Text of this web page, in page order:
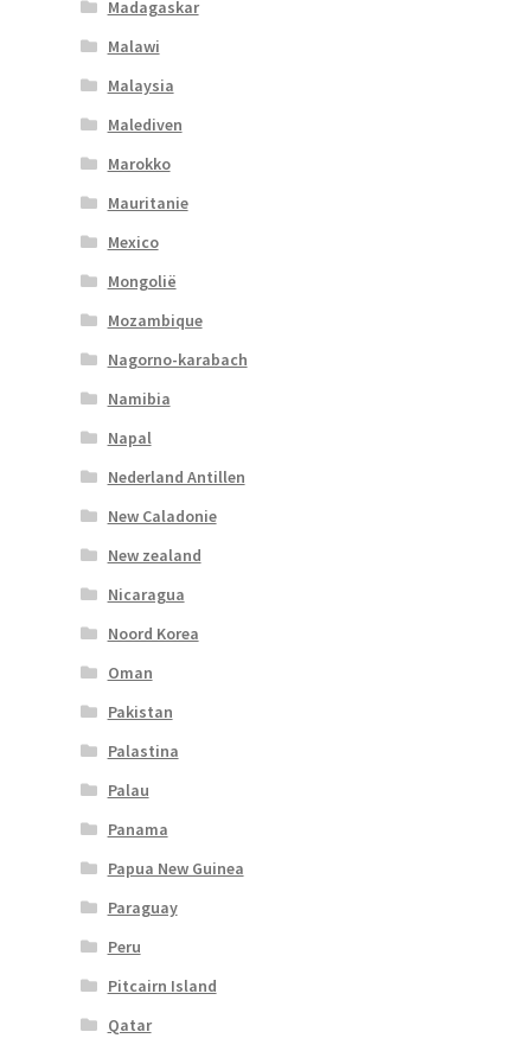
Madagaskar
Malawi
Malaysia
Malediven
Marokko
Mauritanie
Mexico
Mongolië
Mozambique
Nagorno-karabach
Namibia
Napal
Nederland Antillen
New Caladonie
New zealand
Nicaragua
Noord Korea
Oman
Pakistan
Palastina
Palau
Panama
Papua New Guinea
Paraguay
Peru
Pitcairn Island
Qatar